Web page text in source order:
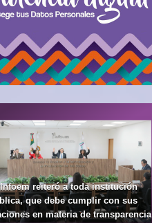
reiteró a toda institución
que debe cumplir con sus
en materia de transparencia